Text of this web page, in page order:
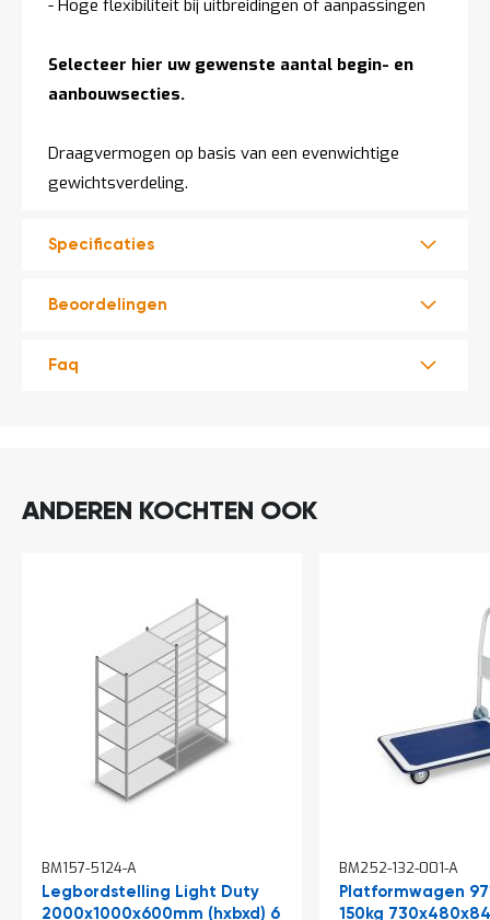
- Hoge flexibiliteit bij uitbreidingen of aanpassingen
Selecteer hier uw gewenste aantal begin- en
aanbouwsecties.
Draagvermogen op basis van een evenwichtige
gewichtsverdeling.
Specificaties
Beoordelingen
Faq
ANDEREN KOCHTEN OOK
BM157-5124-A
Legbordstelling Light Duty
2000x1000x600mm (hxbxd) 6
BM252-132-001-A
Platformwagen
150kg
winkelwagen